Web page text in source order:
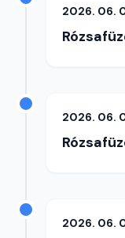
2026. 06.
2026. 06.
2026. 06.